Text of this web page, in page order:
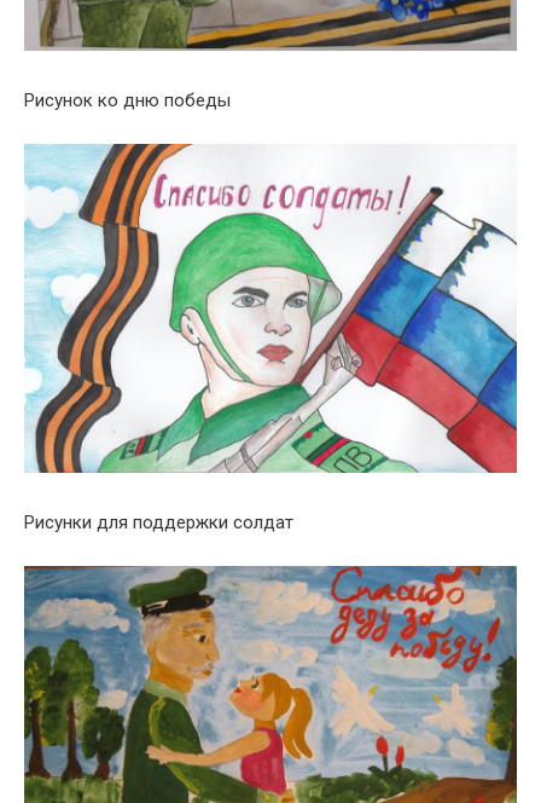
Рисунок ко дню победы
Рисунки для поддержки солдат